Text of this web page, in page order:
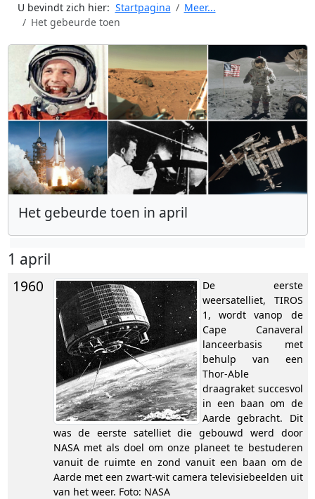
U bevindt zich hier: Startpagina
Meer...
Het gebeurde toen
Het gebeurde toen in april
1 april
1960
De eerste
weersatelliet, TIROS
1, wordt vanop de
Cape Canaveral
lanceerbasis met
behulp van een
Thor-Able
draagraket succesvol
in een baan om de
Aarde gebracht. Dit
was de eerste satelliet die gebouwd werd door
NASA met als doel om onze planeet te bestuderen
vanuit de ruimte en zond vanuit een baan om de
Aarde met een zwart-wit camera televisiebeelden uit
van het weer. Foto: NASA